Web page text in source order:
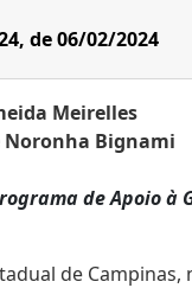
de 06/02/2024
Meirelles
Noronha Bignami
de Apoio à
de